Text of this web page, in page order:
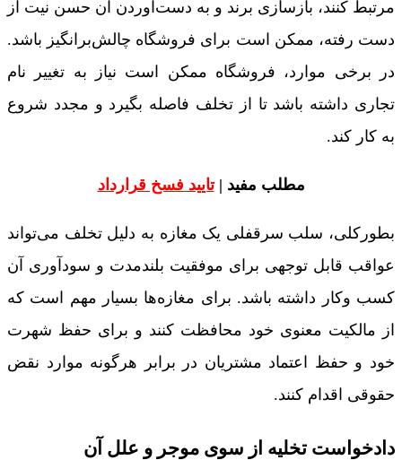
مرتبط کنند، بازسازی برند و به دست‌آوردن آن حسن نیت از
دست رفته، ممکن است برای فروشگاه چالش‌برانگیز باشد.
در برخی موارد، فروشگاه ممکن است نیاز به تغییر نام
تجاری داشته باشد تا از تخلف فاصله بگیرد و مجدد شروع
به کار کند.
مطلب مفید |تایید فسخ قرارداد
بطورکلی، سلب سرقفلی یک مغازه به دلیل تخلف می‌تواند
عواقب قابل توجهی برای موفقیت بلندمدت و سودآوری آن
کسب ‎وکار داشته باشد. برای مغازه‌ها بسیار مهم است که
از مالکیت معنوی خود محافظت کنند و برای حفظ شهرت
خود و حفظ اعتماد مشتریان در برابر هرگونه موارد نقض
حقوقی اقدام کنند.
دادخواست تخلیه از سوی موجر و علل آن